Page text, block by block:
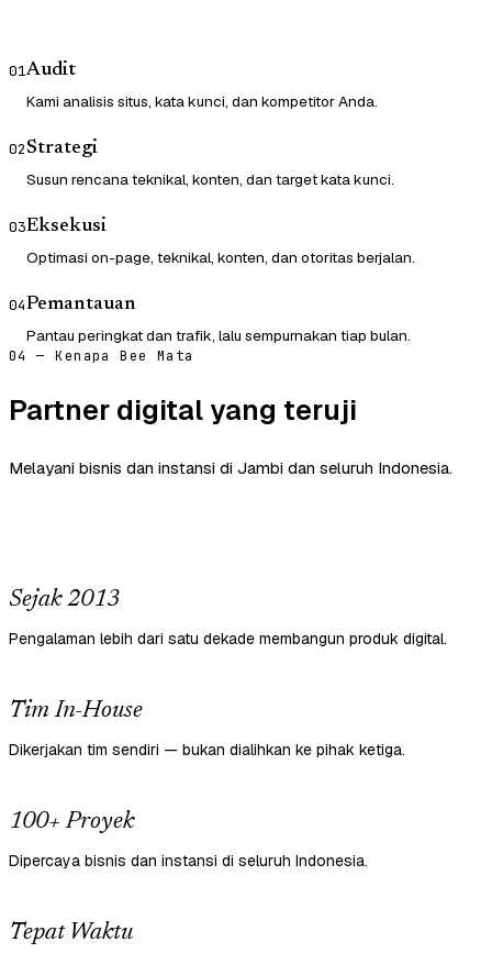
01Audit
Kami analisis situs, kata kunci, dan kompetitor Anda.
02Strategi
Susun rencana teknikal, konten, dan target kata kunci.
03Eksekusi
Optimasi on-page, teknikal, konten, dan otoritas berjalan.
04Pemantauan
Pantau peringkat dan trafik, lalu sempurnakan tiap bulan.
04 — Kenapa Bee Mata
Partner digital yang teruji
Melayani bisnis dan instansi di Jambi dan seluruh Indonesia.
Sejak 2013
Pengalaman lebih dari satu dekade membangun produk digital.
Tim In-House
Dikerjakan tim sendiri — bukan dialihkan ke pihak ketiga.
100+ Proyek
Dipercaya bisnis dan instansi di seluruh Indonesia.
Tepat Waktu